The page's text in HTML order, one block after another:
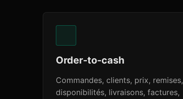
Order-to-cash
Commandes, clients, prix, remises,
disponibilités, livraisons, factures,